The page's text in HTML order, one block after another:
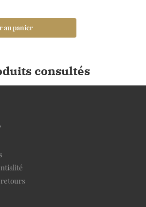
au panier
consultés